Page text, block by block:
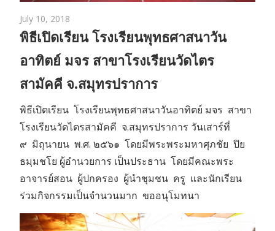
July 10, 2018
พิธีเปิดเรียน โรงเรียนพุทธศาสนาวัน
อาทิตย์ มจร สาขาโรงเรียนวัดไตร
สามัคคี จ.สมุทรปราการ
พิธีเปิดเรียน โรงเรียนพุทธศาสนาวันอาทิตย์ มจร สาขา
โรงเรียนวัดไตรสามัคคี จ.สมุทรปราการ วันเสาร์ที่
๙ มิถุนายน พ.ศ. ๒๕๖๑ โดยมีพระพระมหาศุภชัย ปิย
ธมฺมชโย ผู้อำนวยการ เป็นประธาน โดยมีคณะพระ
อาจารย์สอน ผู้ปกครอง ผู้นำชุมชน ครู และนักเรียน
ร่วมกิจกรรมเป็นจำนวนมาก ขออนุโมทนา